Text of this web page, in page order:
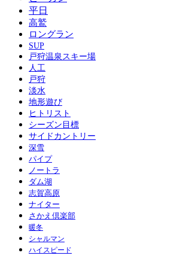
平日
高鷲
ロングラン
SUP
戸狩温泉スキー場
人工
戸狩
淡水
地形遊び
ヒトリスト
シーズン目標
サイドカントリー
深雪
パイプ
ノートラ
ダム湖
志賀高原
ナイター
さかえ倶楽部
暖冬
シャルマン
ハイスピード